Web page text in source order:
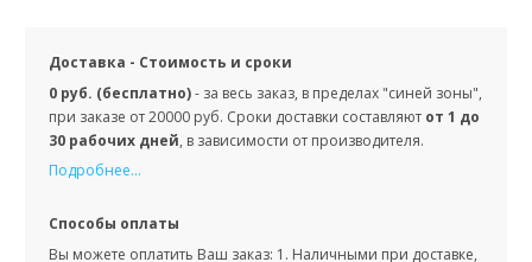
Доставка - Стоимость и сроки
0 руб. (бесплатно)- за весь заказ, в пределах "синей зоны",
при заказе от 20000 руб. Сроки доставки составляют от 1 до
30 рабочих дней, в зависимости от производителя.
Подробнее...
Способы оплаты
Вы можете оплатить Ваш заказ: 1. Наличными при доставке,